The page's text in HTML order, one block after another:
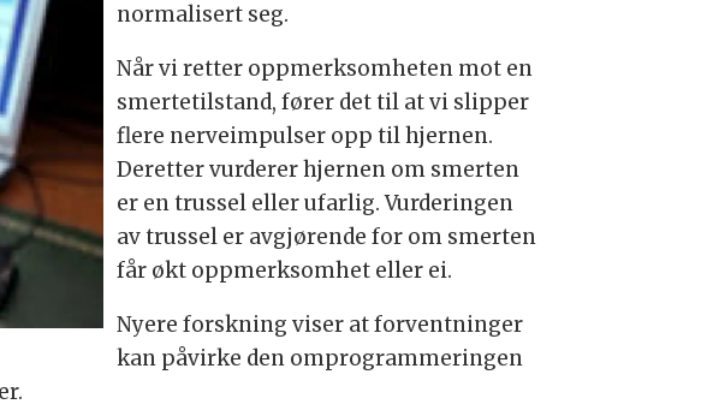
normalisert seg.
Når vi retter oppmerksomheten mot en
smertetilstand, fører det til at vi slipper
flere nerveimpulser opp til hjernen.
Deretter vurderer hjernen om smerten
er en trussel eller ufarlig. Vurderingen
av trussel er avgjørende for om smerten
får økt oppmerksomhet eller ei.
Nyere forskning viser at forventninger
kan påvirke den omprogrammeringen